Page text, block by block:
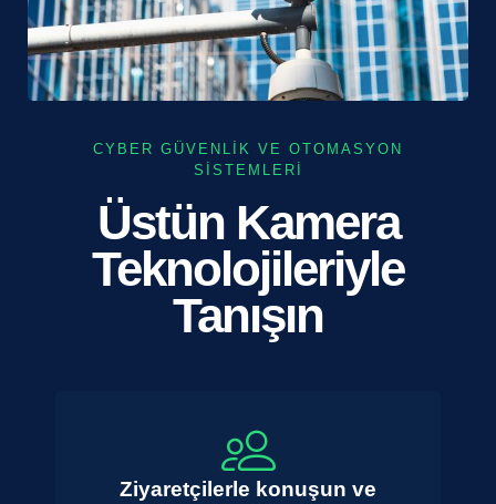
CYBER GÜVENLIK VE OTOMASYON
SISTEMLERI
Üstün Kamera
Teknolojileriyle
Tanışın
Ziyaretçilerle konuşun ve